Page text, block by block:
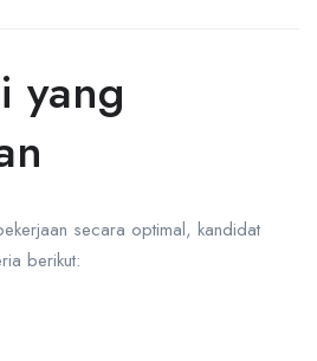
yang
secara optimal, kandidat
berikut: